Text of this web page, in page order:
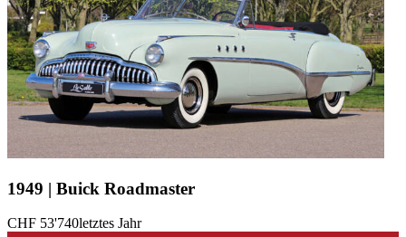
1949 | Buick Roadmaster
CHF 53'740letztes Jahr